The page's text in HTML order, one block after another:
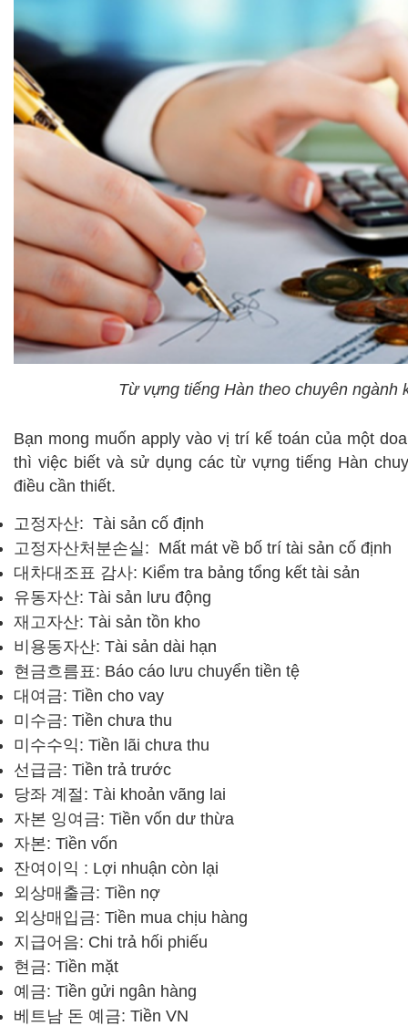
Từ vựng tiếng Hàn theo chuyên ngành
Bạn mong muốn apply vào vị trí kế toán của một
thì việc biết và sử dụng các từ vựng tiếng Hàn
điều cần thiết.
고정자산: Tài sản cố định
고정자산처분손실: Mất mát về bố trí tài sản cố định
대차대조표 감사: Kiểm tra bảng tổng kết tài sản
유동자산: Tài sản lưu động
재고자산: Tài sản tồn kho
비용동자산: Tài sản dài hạn
현금흐름표: Báo cáo lưu chuyển tiền tệ
대여금: Tiền cho vay
미수금: Tiền chưa thu
미수수익: Tiền lãi chưa thu
선급금: Tiền trả trước
당좌 계절: Tài khoản vãng lai
자본 잉여금: Tiền vốn dư thừa
자본: Tiền vốn
잔여이익 : Lợi nhuận còn lại
외상매출금: Tiền nợ
외상매입금: Tiền mua chịu hàng
지급어음: Chi trả hối phiếu
현금: Tiền mặt
예금: Tiền gửi ngân hàng
베트남 돈 예금: Tiền VN